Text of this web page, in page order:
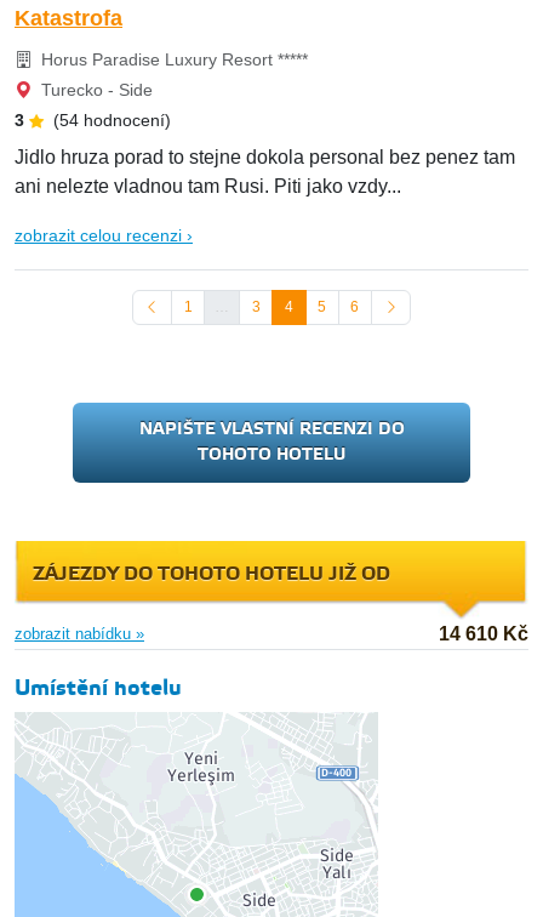
Katastrofa
Horus Paradise Luxury Resort *****
Turecko - Side
3
(54 hodnocení)
Jidlo hruza porad to stejne dokola personal bez penez tam
ani nelezte vladnou tam Rusi. Piti jako vzdy...
zobrazit celou recenzi ›
1 … 3 4 5 6
NAPIŠTE VLASTNÍ RECENZI DO
TOHOTO HOTELU
ZÁJEZDY DO TOHOTO HOTELU JIŽ OD
zobrazit nabídku » 14 610 Kč
Umístění hotelu